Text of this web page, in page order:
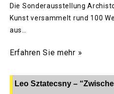
Die Sonderausstellung
Kunst versammelt rund 100
aus…
Erfahren Sie mehr »
Leo Sztatecsny –